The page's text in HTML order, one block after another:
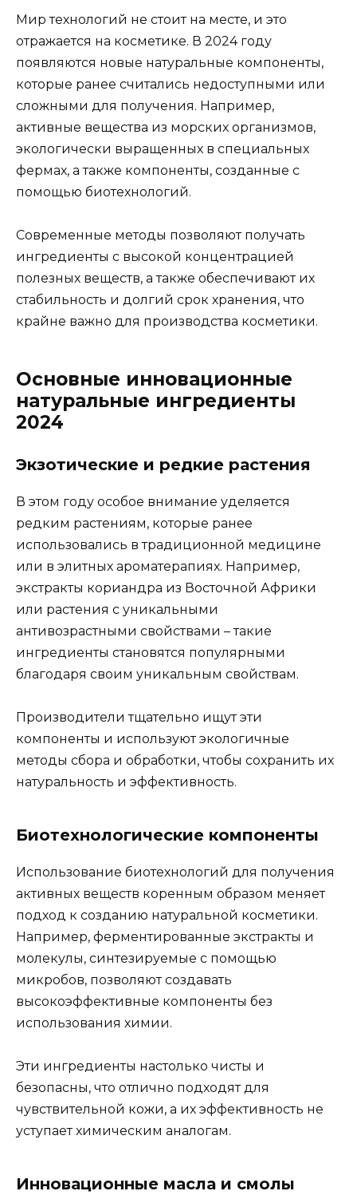
Мир технологий не стоит на месте, и это
отражается на косметике. В 2024 году
появляются новые натуральные компоненты,
которые ранее считались недоступными или
сложными для получения. Например,
активные вещества из морских организмов,
экологически выращенных в специальных
фермах, а также компоненты, созданные с
помощью биотехнологий.
Современные методы позволяют получать
ингредиенты с высокой концентрацией
полезных веществ, а также обеспечивают их
стабильность и долгий срок хранения, что
крайне важно для производства косметики.
Основные инновационные
натуральные ингредиенты
2024
Экзотические и редкие растения
В этом году особое внимание уделяется
редким растениям, которые ранее
использовались в традиционной медицине
или в элитных ароматерапиях. Например,
экстракты кориандра из Восточной Африки
или растения с уникальными
антивозрастными свойствами – такие
ингредиенты становятся популярными
благодаря своим уникальным свойствам.
Производители тщательно ищут эти
компоненты и используют экологичные
методы сбора и обработки, чтобы сохранить их
натуральность и эффективность.
Биотехнологические компоненты
Использование биотехнологий для получения
активных веществ коренным образом меняет
подход к созданию натуральной косметики.
Например, ферментированные экстракты и
молекулы, синтезируемые с помощью
микробов, позволяют создавать
высокоэффективные компоненты без
использования химии.
Эти ингредиенты настолько чисты и
безопасны, что отлично подходят для
чувствительной кожи, а их эффективность не
уступает химическим аналогам.
Инновационные масла и смолы